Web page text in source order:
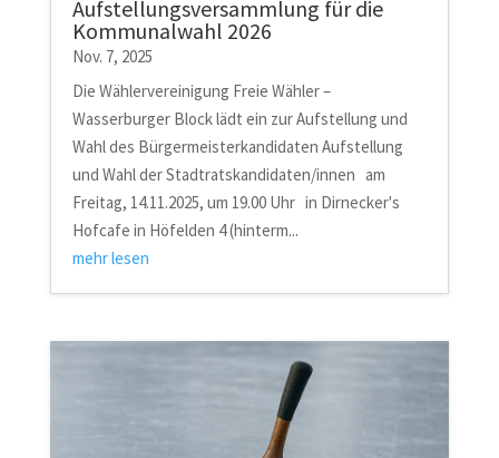
Aufstellungsversammlung für die
Kommunalwahl 2026
Nov. 7, 2025
Die Wählervereinigung Freie Wähler –
Wasserburger Block lädt ein zur Aufstellung und
Wahl des Bürgermeisterkandidaten Aufstellung
und Wahl der Stadtratskandidaten/innen am
Freitag, 14.11.2025, um 19.00 Uhr in Dirnecker's
Hofcafe in Höfelden 4 (hinterm...
mehr lesen